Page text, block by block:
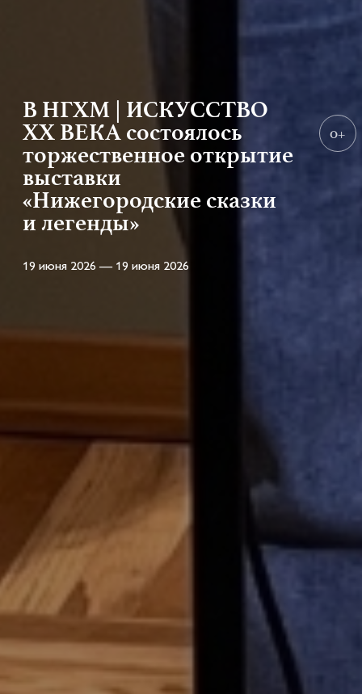
В НГХМ | ИСКУССТВО
XX ВЕКА состоялось
торжественное открытие
выставки
«Нижегородские сказки
и легенды»
19 июня 2026 — 19 июня 2026
0+